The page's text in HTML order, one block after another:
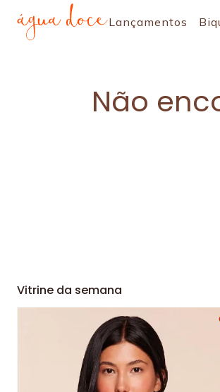
Lançamentos
Não
Vitrine da semana